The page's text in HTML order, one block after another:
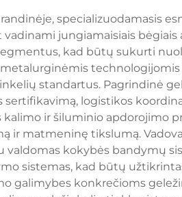
specializuodamasis
jungiamaisiais bėgiais
kad būtų sukurti
technologijomis
standartus. Pagrindinė
logistikos
ir šiluminio apdorojimo
ir matmeninę tikslumą.
kokybės bandymų
sistemas, kad būtų
galimybes konkrečioms